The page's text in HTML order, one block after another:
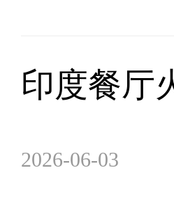
印度餐厅
2026-06-03